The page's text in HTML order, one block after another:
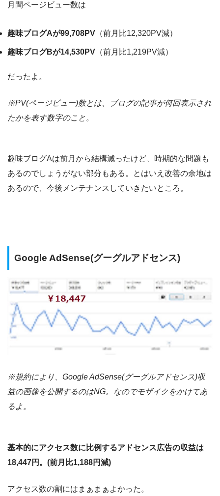
月間ページビュー数は
趣味ブログAが99,708PV （前月比12,320PV減）
趣味ブログBが14,530PV （前月比1,219PV減）
だったよ。
※PV(ページビュー)数とは、ブログの記事が何回表示され
たかを表す数字のこと。
趣味ブログAは前月から結構減ったけど、時期的な問題も
あるのでしょうがない部分もある。とはいえ改善の余地は
あるので、今後メンテナンスしていきたいところ。
Google AdSense(グーグルアドセンス)
※規約により、Google AdSense(グーグルアドセンス)収
益の画像を公開するのはNG。なのでモザイクをかけてあ
るよ。
基本的にアクセス数に比例するアドセンス広告の収益は
18,447円。(前月比1,188円減)
アクセス数の割にはまぁまぁよかった。